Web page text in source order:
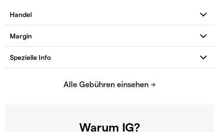
Warum IG?